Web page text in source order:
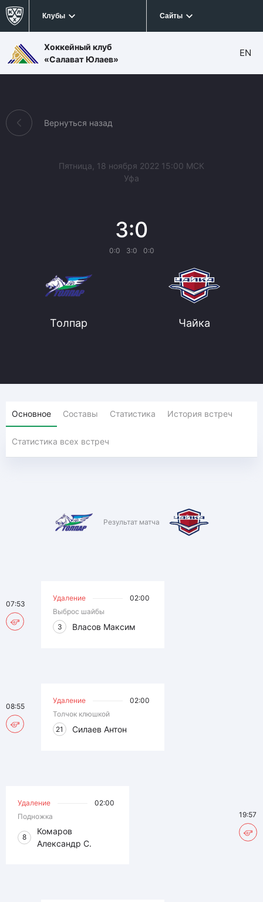
Клубы Сайты
Хоккейный клуб
«Салават Юлаев»
EN
Вернуться назад
Толпар
Пятница, 18 ноября 2022 15:00 МСК
Уфа
3:0
0:0 3:0 0:0
Чайка
Основное Составы Статистика История встреч
Статистика всех встреч
Результат матча
Удаление
02:00
Выброс шайбы
3
Власов Максим
07:53
Удаление
02:00
Толчок клюшкой
21
Силаев Антон
08:55
Удаление
02:00
Подножка
8
Комаров
Александр С.
19:57